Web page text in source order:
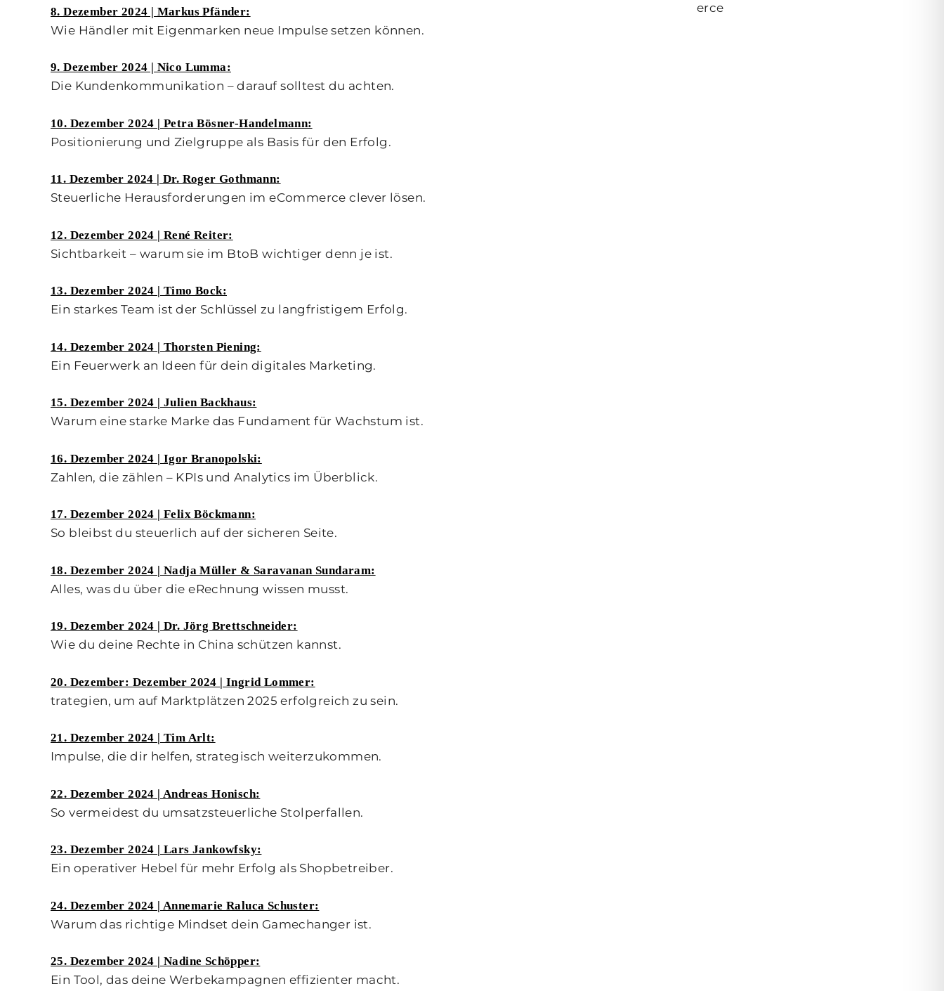
8. Dezember 2024 | Markus Pfänder:
Wie Händler mit Eigenmarken neue Impulse setzen können.
9. Dezember 2024 | Nico Lumma:
Die Kundenkommunikation – darauf solltest du achten.
10. Dezember 2024 | Petra Bösner-Handelmann:
Positionierung und Zielgruppe als Basis für den Erfolg.
11. Dezember 2024 | Dr. Roger Gothmann:
Steuerliche Herausforderungen im eCommerce clever lösen.
12. Dezember 2024 | René Reiter:
Sichtbarkeit – warum sie im BtoB wichtiger denn je ist.
13. Dezember 2024 | Timo Bock:
Ein starkes Team ist der Schlüssel zu langfristigem Erfolg.
14. Dezember 2024 | Thorsten Piening:
Ein Feuerwerk an Ideen für dein digitales Marketing.
15. Dezember 2024 | Julien Backhaus:
Warum eine starke Marke das Fundament für Wachstum ist.
16. Dezember 2024 | Igor Branopolski:
Zahlen, die zählen – KPIs und Analytics im Überblick.
17. Dezember 2024 | Felix Böckmann:
So bleibst du steuerlich auf der sicheren Seite.
18. Dezember 2024 | Nadja Müller & Saravanan Sundaram:
Alles, was du über die eRechnung wissen musst.
19. Dezember 2024 | Dr. Jörg Brettschneider:
Wie du deine Rechte in China schützen kannst.
20. Dezember: Dezember 2024 | Ingrid Lommer:
trategien, um auf Marktplätzen 2025 erfolgreich zu sein.
21. Dezember 2024 | Tim Arlt:
Impulse, die dir helfen, strategisch weiterzukommen.
22. Dezember 2024 | Andreas Honisch:
So vermeidest du umsatzsteuerliche Stolperfallen.
23. Dezember 2024 | Lars Jankowfsky:
Ein operativer Hebel für mehr Erfolg als Shopbetreiber.
24. Dezember 2024 | Annemarie Raluca Schuster:
Warum das richtige Mindset dein Gamechanger ist.
25. Dezember 2024 | Nadine Schöpper:
Ein Tool, das deine Werbekampagnen effizienter macht.